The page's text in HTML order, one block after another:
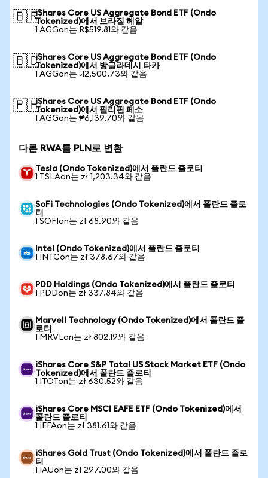
🇧🇷iShares Core US Aggregate Bond ETF (Ondo
Tokenized)에서 브라질 헤알
1 AGGon는 R$519.81와 같음
🇧🇩iShares Core US Aggregate Bond ETF (Ondo
Tokenized)에서 방글라데시 타카
1 AGGon는 ৳12,500.73와 같음
🇵🇭iShares Core US Aggregate Bond ETF (Ondo
Tokenized)에서 필리핀 페소
1 AGGon는 ₱6,139.70와 같음
다른 RWA를 PLN로 변환
Tesla (Ondo Tokenized)에서 폴란드 즐로티
1 TSLAon는 zł 1,203.34와 같음
SoFi Technologies (Ondo Tokenized)에서 폴란드 즐로
티
1 SOFIon는 zł 68.90와 같음
Intel (Ondo Tokenized)에서 폴란드 즐로티
1 INTCon는 zł 378.67와 같음
PDD Holdings (Ondo Tokenized)에서 폴란드 즐로티
1 PDDon는 zł 337.84와 같음
Marvell Technology (Ondo Tokenized)에서 폴란드 즐
로티
1 MRVLon는 zł 802.19와 같음
iShares Core S&P Total US Stock Market ETF (Ondo
Tokenized)에서 폴란드 즐로티
1 ITOTon는 zł 630.52와 같음
iShares Core MSCI EAFE ETF (Ondo Tokenized)에서
폴란드 즐로티
1 IEFAon는 zł 381.61와 같음
iShares Gold Trust (Ondo Tokenized)에서 폴란드 즐로
티
1 IAUon는 zł 297.00와 같음